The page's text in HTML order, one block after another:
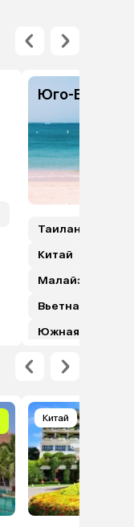
Юго-
Таиланд
Китай
Малайзия (с
Вьетнам
Южная Корея
Китай